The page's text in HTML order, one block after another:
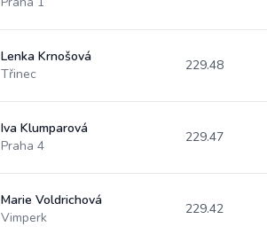
Lenka Krnošová
Třinec
229.48
Iva Klumparová
Praha 4
229.47
Marie Voldrichová
Vimperk
229.42